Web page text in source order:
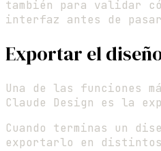
también para validar
interfaz antes de
Exportar el
Una de las funciones
Claude Design es la
Cuando terminas un
exportarlo en distintos